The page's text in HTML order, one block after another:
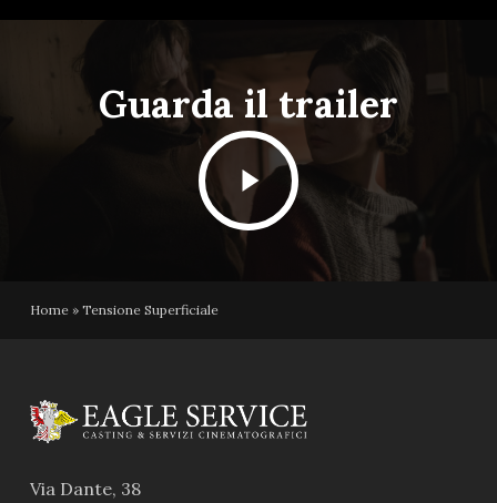
Guarda il trailer
Play
Video
Home» Tensione Superficiale
Via Dante, 38